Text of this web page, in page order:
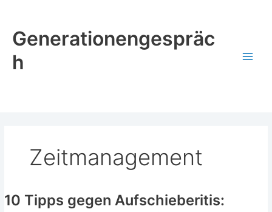
springen
Generationengespräc
h
Zeitmanagement
10 Tipps gegen Aufschieberitis: